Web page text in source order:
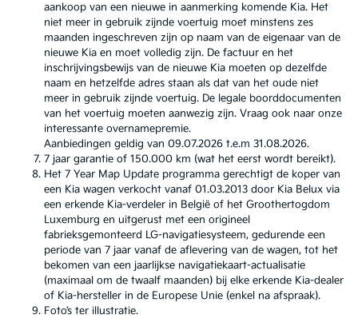
aankoop van een nieuwe in aanmerking komende Kia. Het
niet meer in gebruik zijnde voertuig moet minstens zes
maanden ingeschreven zijn op naam van de eigenaar van de
nieuwe Kia en moet volledig zijn. De factuur en het
inschrijvingsbewijs van de nieuwe Kia moeten op dezelfde
naam en hetzelfde adres staan als dat van het oude niet
meer in gebruik zijnde voertuig. De legale boorddocumenten
van het voertuig moeten aanwezig zijn. Vraag ook naar onze
interessante overnamepremie.
Aanbiedingen geldig van 09.07.2026 t.e.m 31.08.2026.
7 jaar garantie of 150.000 km (wat het eerst wordt bereikt).
Het 7 Year Map Update programma gerechtigt de koper van
een Kia wagen verkocht vanaf 01.03.2013 door Kia Belux via
een erkende Kia-verdeler in België of het Groothertogdom
Luxemburg en uitgerust met een origineel
fabrieksgemonteerd LG-navigatiesysteem, gedurende een
periode van 7 jaar vanaf de aflevering van de wagen, tot het
bekomen van een jaarlijkse navigatiekaart-actualisatie
(maximaal om de twaalf maanden) bij elke erkende Kia-dealer
of Kia-hersteller in de Europese Unie (enkel na afspraak).
Foto’s ter illustratie.